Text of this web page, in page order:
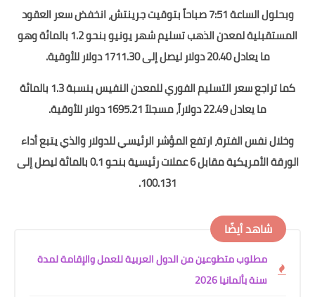
وبحلول الساعة 7:51 صباحاً بتوقيت جرينتش، انخفض سعر العقود
المستقبلية لمعدن الذهب تسليم شهر يونيو بنحو 1.2 بالمائة وهو
ما يعادل 20.40 دولار ليصل إلى 1711.30 دولار للأوقية.
كما تراجع سعر التسليم الفوري للمعدن النفيس بنسبة 1.3 بالمائة
ما يعادل 22.49 دولاراً، مسجلاً 1695.21 دولار للأوقية.
وخلال نفس الفترة، ارتفع المؤشر الرئيسي للدولار والذي يتبع أداء
الورقة الأمريكية مقابل 6 عملات رئيسية بنحو 0.1 بالمائة ليصل إلى
100.131.
شاهد أيضًا
مطلوب متطوعين من الدول العربية للعمل والإقامة لمدة
سنة بألمانيا 2026